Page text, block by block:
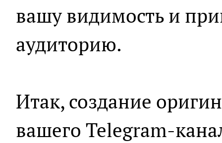
вашу видимость и
аудиторию.
Итак, создание
вашего Telegram-